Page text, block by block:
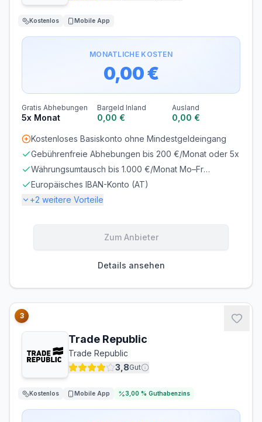
Kostenlos Mobile App
MONATLICHE KOSTEN
0,00 €
Gratis Abhebungen
5x Monat
Bargeld Inland
0,00 €
Ausland
0,00 €
Kostenloses Basiskonto ohne Mindestgeldeingang
Gebührenfreie Abhebungen bis 200 €/Monat oder 5x
Währungsumtausch bis 1.000 €/Monat Mo–Fr
kostenlos, Wochenendaufschlag 1 %
Europäisches IBAN-Konto (AT)
+2 weitere Vorteile
ABHEBEN INLAND ABHEBEN AUSLAND
Zum Anbieter
Details ansehen
Trade Republic
Trade Republic
3,8Gut
Kostenlos Mobile App 3,00 % Guthabenzins
3